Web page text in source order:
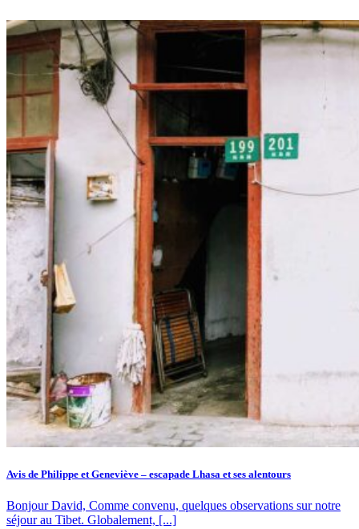
Avis de Philippe et Geneviève – escapade Lhasa et ses alentours
Bonjour David, Comme convenu, quelques observations sur notre
séjour au Tibet. Globalement, [...]